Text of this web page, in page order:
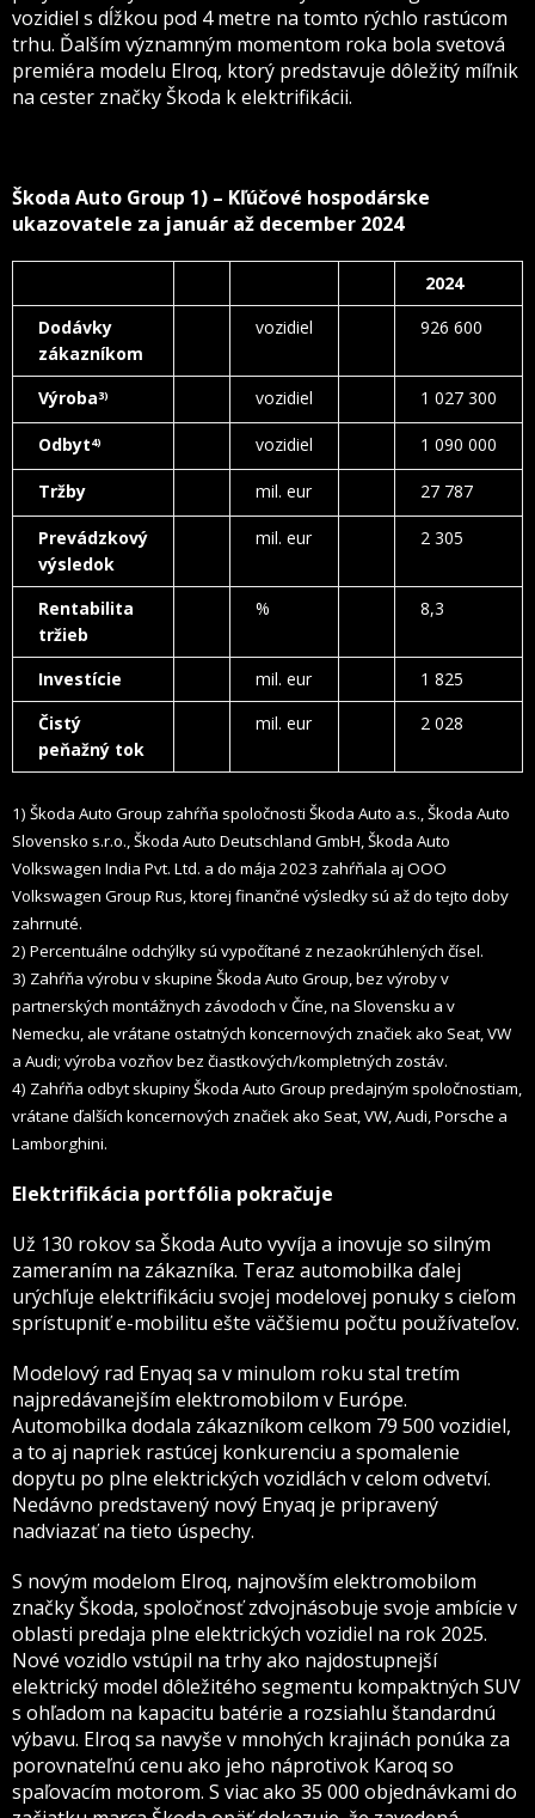
vozidiel s dĺžkou pod 4 metre na tomto rýchlo rastúcom
trhu. Ďalším významným momentom roka bola svetová
premiéra modelu Elroq, ktorý predstavuje dôležitý míľnik
na cester značky Škoda k elektrifikácii.
Škoda Auto Group 1) – Kľúčové hospodárske
ukazovatele za január až december 2024
2024
Dodávky
zákazníkom
vozidiel 926 600
Výroba3) vozidiel 1 027 300
Odbyt4) vozidiel 1 090 000
Tržby mil. eur 27 787
Prevádzkový
výsledok
mil. eur 2 305
Rentabilita
tržieb
% 8,3
Investície mil. eur
1 825
Čistý
peňažný tok
mil. eur 2 028
1) Škoda Auto Group zahŕňa spoločnosti Škoda Auto a.s., Škoda Auto
Slovensko s.r.o., Škoda Auto Deutschland GmbH,Škoda Auto
Volkswagen India Pvt. Ltd. a do mája 2023 zahŕňala aj OOO
Volkswagen Group Rus, ktorej finančné výsledky sú až do tejto doby
zahrnuté.
2) Percentuálne odchýlky sú vypočítané z nezaokrúhlených čísel.
3) Zahŕňa výrobu v skupine Škoda Auto Group, bez výroby v
partnerských montážnych závodoch v Číne, na Slovensku a v
Nemecku, ale vrátane ostatných koncernových značiek ako Seat, VW
a Audi; výroba vozňov bez čiastkových/kompletných zostáv.
4) Zahŕňa odbyt skupiny Škoda Auto Group predajným spoločnostiam,
vrátane ďalších koncernových značiek ako Seat, VW, Audi, Porsche a
Lamborghini.
Elektrifikácia portfólia pokračuje
Už 130 rokov sa Škoda Auto vyvíja a inovuje so silným
zameraním na zákazníka. Teraz automobilka ďalej
urýchľuje elektrifikáciu svojej modelovej ponuky s cieľom
sprístupniť e-mobilitu ešte väčšiemu počtu používateľov.
Modelový rad Enyaq sa v minulom roku stal tretím
najpredávanejším elektromobilom v Európe.
Automobilka dodala zákazníkom celkom 79 500 vozidiel,
a to aj napriek rastúcej konkurenciu a spomalenie
dopytu po plne elektrických vozidlách v celom odvetví.
Nedávno predstavený nový Enyaq je pripravený
nadviazať na tieto úspechy.
S novým modelom Elroq, najnovším elektromobilom
značky Škoda, spoločnosť zdvojnásobuje svoje ambície v
oblasti predaja plne elektrických vozidiel na rok 2025.
Nové vozidlo vstúpil na trhy ako najdostupnejší
elektrický model dôležitého segmentu kompaktných SUV
s ohľadom na kapacitu batérie a rozsiahlu štandardnú
výbavu. Elroq sa navyše v mnohých krajinách ponúka za
porovnateľnú cenu ako jeho náprotivok Karoq so
spaľovacím motorom. S viac ako 35 000 objednávkami do